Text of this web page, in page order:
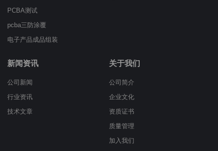
PCBA测试
pcba三防涂覆
电子产品成品组装
新闻资讯
公司新闻
行业资讯
技术文章
关于我们
公司简介
企业文化
资质证书
质量管理
加入我们